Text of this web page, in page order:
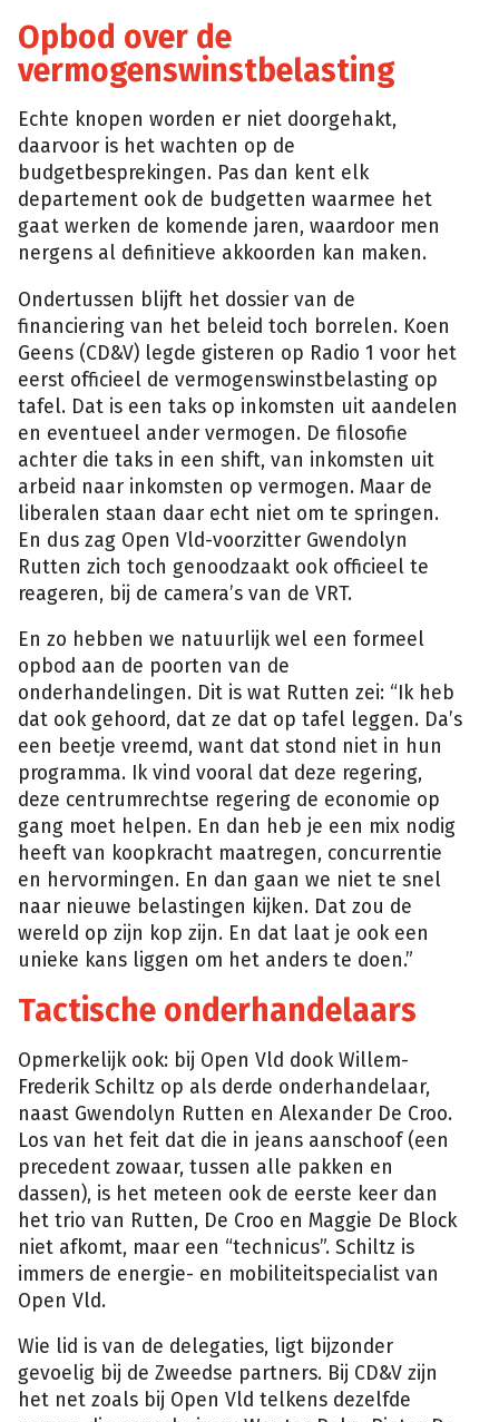
Opbod over de
vermogenswinstbelasting
Echte knopen worden er niet doorgehakt,
daarvoor is het wachten op de
budgetbesprekingen. Pas dan kent elk
departement ook de budgetten waarmee het
gaat werken de komende jaren, waardoor men
nergens al definitieve akkoorden kan maken.
Ondertussen blijft het dossier van de
financiering van het beleid toch borrelen. Koen
Geens (CD&V) legde gisteren op Radio 1 voor het
eerst officieel de vermogenswinstbelasting op
tafel. Dat is een taks op inkomsten uit aandelen
en eventueel ander vermogen. De filosofie
achter die taks in een shift, van inkomsten uit
arbeid naar inkomsten op vermogen. Maar de
liberalen staan daar echt niet om te springen.
En dus zag Open Vld-voorzitter Gwendolyn
Rutten zich toch genoodzaakt ook officieel te
reageren, bij de camera’s van de VRT.
En zo hebben we natuurlijk wel een formeel
opbod aan de poorten van de
onderhandelingen. Dit is wat Rutten zei: “Ik heb
dat ook gehoord, dat ze dat op tafel leggen. Da’s
een beetje vreemd, want dat stond niet in hun
programma. Ik vind vooral dat deze regering,
deze centrumrechtse regering de economie op
gang moet helpen. En dan heb je een mix nodig
heeft van koopkracht maatregen, concurrentie
en hervormingen. En dan gaan we niet te snel
naar nieuwe belastingen kijken. Dat zou de
wereld op zijn kop zijn. En dat laat je ook een
unieke kans liggen om het anders te doen.”
Tactische onderhandelaars
Opmerkelijk ook: bij Open Vld dook Willem-
Frederik Schiltz op als derde onderhandelaar,
naast Gwendolyn Rutten en Alexander De Croo.
Los van het feit dat die in jeans aanschoof (een
precedent zowaar, tussen alle pakken en
dassen), is het meteen ook de eerste keer dan
het trio van Rutten, De Croo en Maggie De Block
niet afkomt, maar een “technicus”. Schiltz is
immers de energie- en mobiliteitspecialist van
Open Vld.
Wie lid is van de delegaties, ligt bijzonder
gevoelig bij de Zweedse partners. Bij CD&V zijn
het net zoals bij Open Vld telkens dezelfde